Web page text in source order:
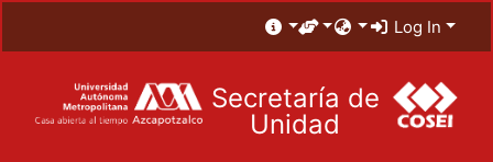
Log In
Secretaría de
Unidad